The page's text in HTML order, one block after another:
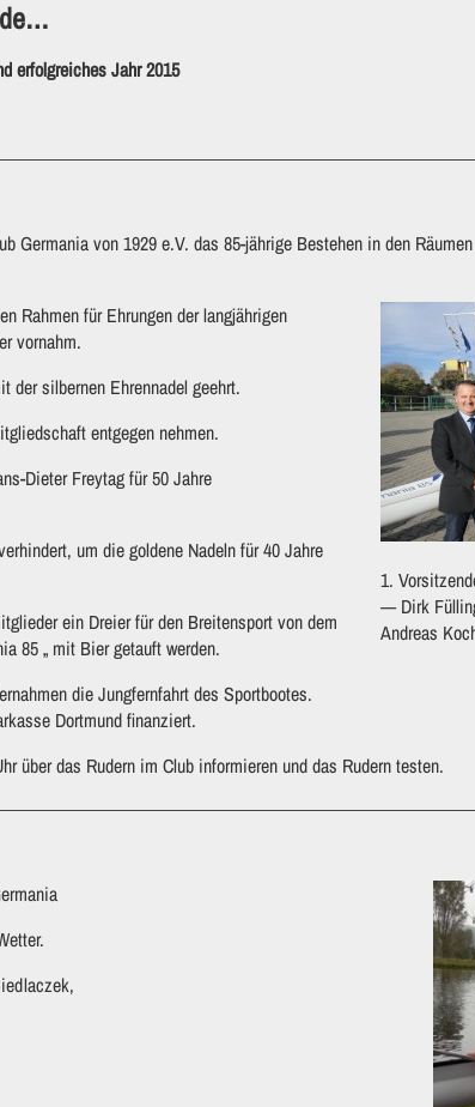
erfolgreiches Jahr 2015
Germania von 1929 e.V. das 85-jährige Bestehen in den
1.
— Dirk
Andreas
Rahmen für Ehrungen der langjährigen
vornahm.
der silbernen Ehrennadel geehrt.
entgegen nehmen.
Dieter Freytag für 50 Jahre
um die goldene Nadeln für 40 Jahre
ein Dreier für den Breitensport von dem
85 „ mit Bier getauft werden.
die Jungfernfahrt des Sportbootes.
Dortmund finanziert.
über das Rudern im Club informieren und das Rudern testen.